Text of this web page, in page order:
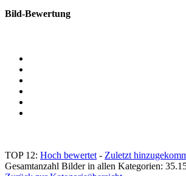
Bild-Bewertung
TOP 12: Hoch bewertet - Zuletzt
Gesamtanzahl Bilder in allen Kategorien: